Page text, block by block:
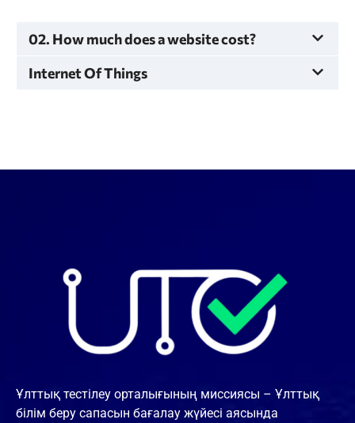
02. How much does a website cost?
Internet Of Things
Ұлттық тестілеу орталығының миссиясы – Ұлттық
білім беру сапасын бағалау жүйесі аясында